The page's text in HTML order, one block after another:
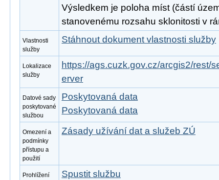
Výsledkem je poloha míst (částí
stanovenému rozsahu sklonitosti v
Vlastnosti
služby
Stáhnout dokument vlastnosti služby
Lokalizace
služby
https://ags.cuzk.gov.cz/arcgis2/rest/
erver
Datové sady
poskytované
službou
Poskytovaná data
Poskytovaná data
Omezení a
podmínky
přístupu a
použití
Zásady užívání dat a služeb ZÚ
Prohlížení
Spustit službu